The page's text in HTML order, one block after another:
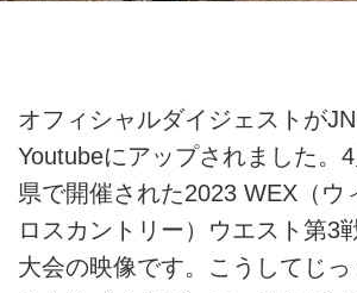
オフィシャルダイジェストが
Youtubeにアップされました。
県で開催された2023 WEX（ウ
ロスカントリー）ウエスト第3
大会の映像です。こうしてじ